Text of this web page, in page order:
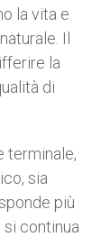
la vita e
Il
la
di
terminale,
sia
più
continua